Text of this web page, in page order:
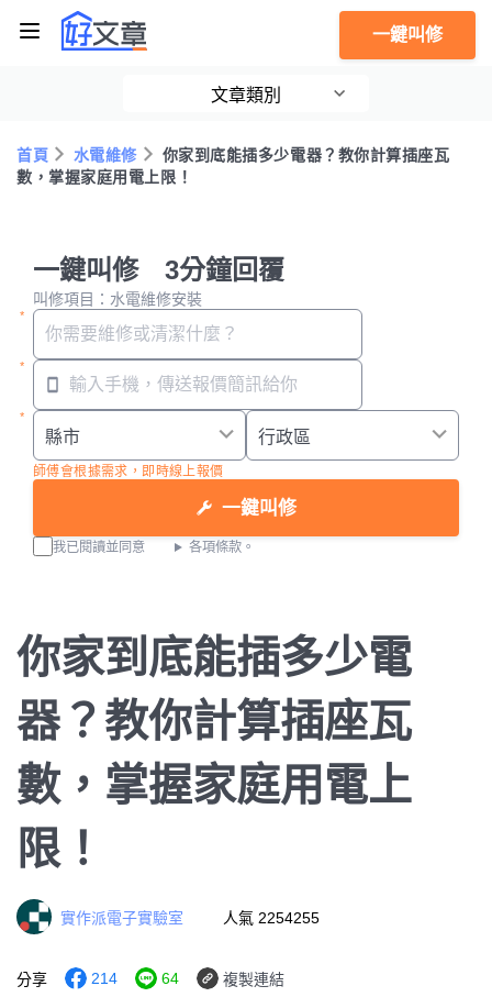
一鍵叫修
文章類別
首頁 水電維修
你家到底能插多少電器？教你計算插座瓦
數，掌握家庭用電上限！
一鍵叫修 3分鐘回覆
叫修項目：水電維修安裝
師傅會根據需求，即時線上報價
一鍵叫修
我已閱讀並同意 各項條款。
你家到底能插多少電
器？教你計算插座瓦
數，掌握家庭用電上
限！
實作派電子實驗室 人氣 2254255
分享 214 64 複製連結